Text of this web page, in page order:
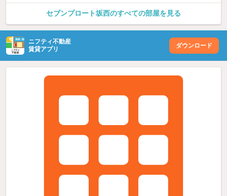
セブンプロート坂西のすべての部屋を見る
ニフティ不動産
賃貸アプリ
ダウンロード